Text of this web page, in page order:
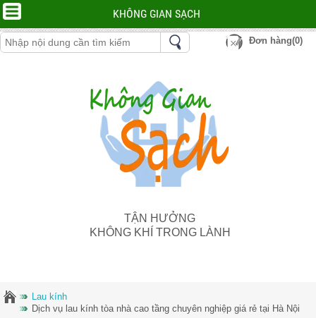
KHÔNG GIAN SẠCH
Đơn hàng(0)
TẬN HƯỞNG
KHÔNG KHÍ TRONG LÀNH
Lau kính
Dịch vụ lau kính tòa nhà cao tầng chuyên nghiệp giá rẻ tại Hà Nội